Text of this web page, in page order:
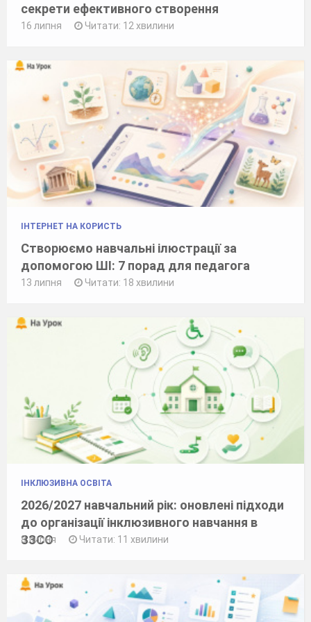
секрети ефективного створення
16 липня Читати: 12 хвилини
ІНТЕРНЕТ НА КОРИСТЬ
Створюємо навчальні ілюстрації за
допомогою ШІ: 7 порад для педагога
13 липня Читати: 18 хвилини
ІНКЛЮЗИВНА ОСВІТА
2026/2027 навчальний рік: оновлені підходи
до організації інклюзивного навчання в
ЗЗСО
8 липня Читати: 11 хвилини